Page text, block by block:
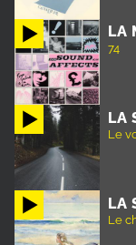
LA
74
LA
Le
LA
Le